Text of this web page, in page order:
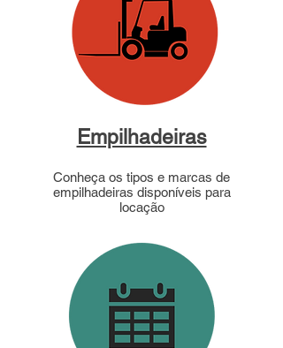
Empilhadeiras
Conheça os tipos e marcas de
empilhadeiras disponíveis para
locação